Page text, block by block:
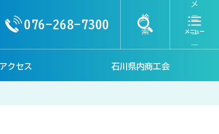
076-268-7300
検
索
メ
ニ
ュ
ー
アクセス 石川県内商工会